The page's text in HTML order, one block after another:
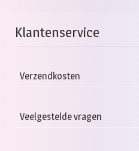
Klantenservice
Verzendkosten
Veelgestelde vragen